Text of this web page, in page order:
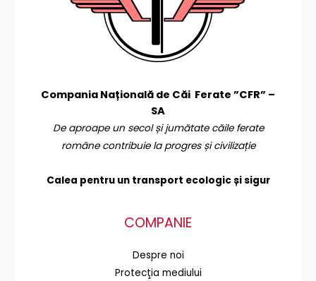
Compania Națională de Căi Ferate ”CFR” –
SA
De aproape un secol și jumătate căile ferate
române contribuie la progres și civilizație
Calea pentru un transport ecologic și sigur
COMPANIE
Despre noi
Protecţia mediului